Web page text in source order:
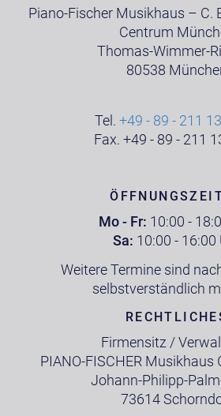
Piano-Fischer Musikhaus – C.
Centrum
Thomas-Wimmer-
80538
Tel. +49 - 89 - 211
Fax. +49 - 89 - 211
Mo - Fr: 10:00 -
Sa: 10:00 - 16:00
Weitere Termine sind
selbstverständlich
Firmensitz /
PIANO-FISCHER Musikhaus
Johann-Philipp-
73614